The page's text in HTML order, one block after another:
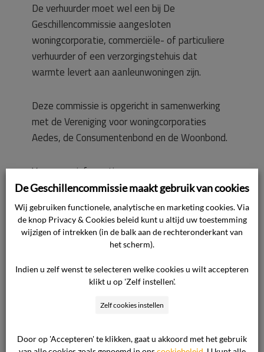
De verhuurder moet wel een bij De
Geschillencommissie aangesloten
woningcorporatie, commerciële- of particuliere
verhuurder of een verzorgingstehuis dat
warmte levert aan aanleunwoningen zijn.
Deze commissie is opgericht in samenwerking
met de Vereniging voor woningcorporaties
Aedes, de Consumentenbond en de Woonbond.
Voor meer informatie ga
naar deGeschillencommissie Warmtelevering
1 november 2015
De Geschillencommissie maakt gebruik van cookies
Wij gebruiken functionele, analytische en marketing cookies. Via
de knop Privacy & Cookies beleid kunt u altijd uw toestemming
wijzigen of intrekken (in de balk aan de rechteronderkant van
het scherm).
Indien u zelf wenst te selecteren welke cookies u wilt accepteren
klikt u op 'Zelf instellen'.
Zelf cookies instellen
Door op 'Accepteren' te klikken, gaat u akkoord met het gebruik